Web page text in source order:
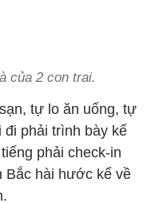
của 2 con trai.
tự lo ăn uống, tự
phải trình bày kế
phải check-in
Bắc hài hước kể về